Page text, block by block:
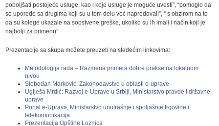
poboljšati postojeće usluge, kao i koje usluge je moguće uvesti”, “pomoglo da
se uporede sa drugima koji su u tom delu već napredovali”, “ s obzirom na to
da su kolege ukazale na sopstvene greške, ukoliko su ih imali i način koji je
najbolji za primenu”.
Prezentacije sa skupa možete preuzeti na sledećim linkovima:
Metodologija rada – Razmena primera dobre prakse na lokalnom
nivou
Slobodan Marković: Zakonodavstvo u oblasti e-uprave
Uglješa Mrdić: Razvoj e-Uprave u Srbiji, Ministarstvo pravde i državne
uprave
Portal e-Uprava, Ministarstvo unutrašnje i spoljašnje trgovine i
telekomunikacija
Prezentacija Opštine Loznica